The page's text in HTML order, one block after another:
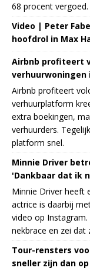
68 procent
Video | Peter
hoofdrol in Max
Airbnb profiteert
verhuurwoningen
Airbnb profiteert
verhuurplatform
extra boekingen,
verhuurders.
platform snel.
Minnie Driver
'Dankbaar dat ik
Minnie Driver heeft
actrice is daarbij
video op
nekbrace en zei dat
Tour-rensters
sneller zijn dan